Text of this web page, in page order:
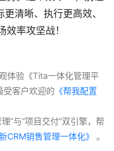
清晰、执行更高效、
率攻坚战！
体验《Tita一体化管理平
受客户欢迎的 《帮我配置
CRM销售管理一体化》 。